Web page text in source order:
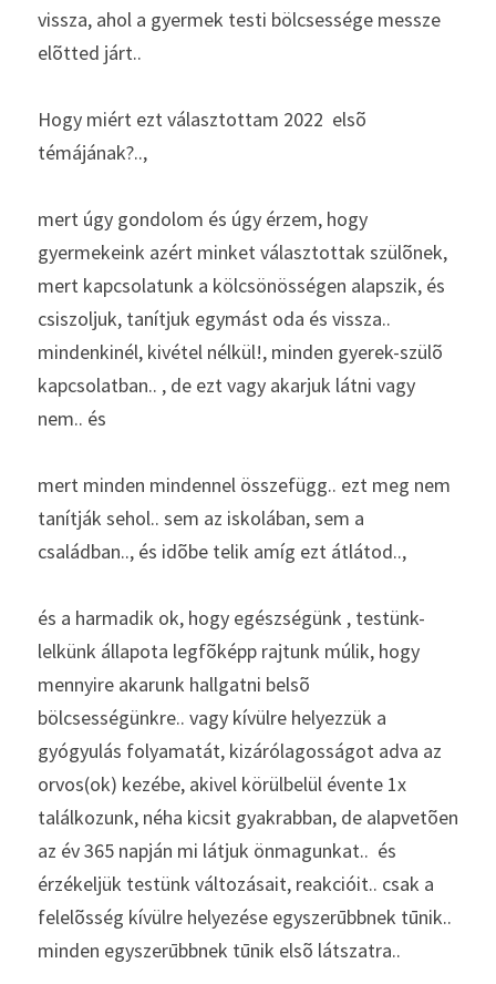
vissza, ahol a gyermek testi bölcsessége messze
elõtted járt..
Hogy miért ezt választottam 2022  elsõ
témájának?..,
mert úgy gondolom és úgy érzem, hogy
gyermekeink azért minket választottak szülõnek,
mert kapcsolatunk a kölcsönösségen alapszik, és
csiszoljuk, tanítjuk egymást oda és vissza..
mindenkinél, kivétel nélkül!, minden gyerek-szülõ
kapcsolatban.. , de ezt vagy akarjuk látni vagy
nem.. és
mert minden mindennel összefügg.. ezt meg nem
tanítják sehol.. sem az iskolában, sem a
családban.., és idõbe telik amíg ezt átlátod..,
és a harmadik ok, hogy egészségünk , testünk-
lelkünk állapota legfõképp rajtunk múlik, hogy
mennyire akarunk hallgatni belsõ
bölcsességünkre.. vagy kívülre helyezzük a
gyógyulás folyamatát, kizárólagosságot adva az
orvos(ok) kezébe, akivel körülbelül évente 1x
találkozunk, néha kicsit gyakrabban, de alapvetõen
az év 365 napján mi látjuk önmagunkat..  és
érzékeljük testünk változásait, reakcióit.. csak a
felelõsség kívülre helyezése egyszerūbbnek tūnik..
minden egyszerūbbnek tūnik elsõ látszatra..